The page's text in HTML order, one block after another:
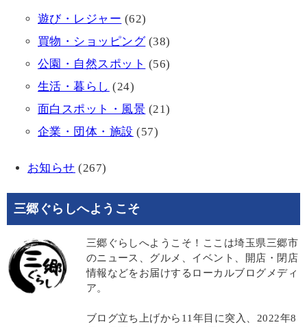
遊び・レジャー (62)
買物・ショッピング(38)
公園・自然スポット (56)
生活・暮らし (24)
面白スポット・風景 (21)
企業・団体・施設 (57)
お知らせ (267)
三郷ぐらしへようこそ
三郷ぐらしへようこそ！ここは埼玉県三郷市
のニュース、グルメ、イベント、開店・閉店
情報などをお届けするローカルブログメディ
ア。
ブログ立ち上げから11年目に突入、2022年8